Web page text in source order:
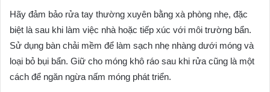
Hãy đảm bảo rửa tay thường xuyên bằng xà phòng nhẹ, đặc
biệt là sau khi làm việc nhà hoặc tiếp xúc với môi trường bẩn.
Sử dụng bàn chải mềm để làm sạch nhẹ nhàng dưới móng và
loại bỏ bụi bẩn. Giữ cho móng khô ráo sau khi rửa cũng là một
cách để ngăn ngừa nấm móng phát triển.